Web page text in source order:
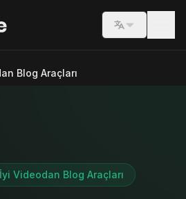
Switch
Blog Araçları
Videodan Blog Araçları